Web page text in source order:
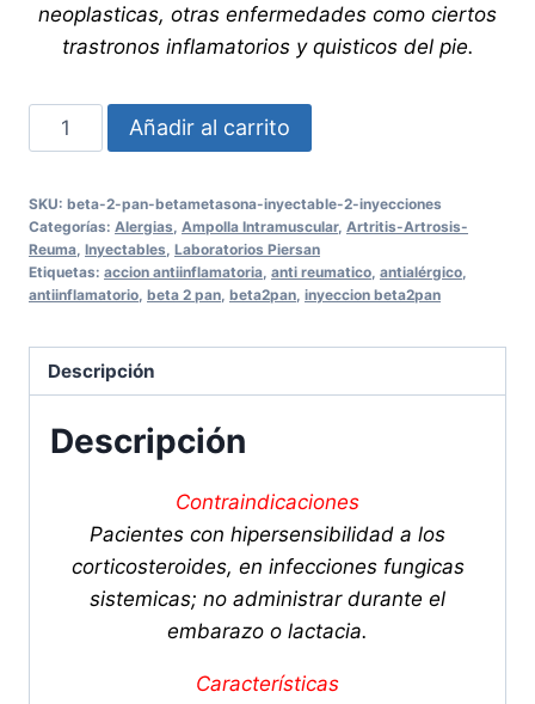
neoplasticas, otras enfermedades como ciertos
trastronos inflamatorios y quisticos del pie.
BETA
2
Betametasona
Inyectable
(2
cantidad
Añadir al carrito
SKU: beta-2-pan-betametasona-inyectable-2-inyecciones
Categorías: Alergias Ampolla Intramuscular, Artritis-Artrosis-
Reuma Inyectables Laboratorios Piersan
Etiquetas: accion antiinflamatoria anti reumatico antialérgico
antiinflamatorio beta 2 pan beta2pan inyeccion beta2pan
Descripción
Descripción
Contraindicaciones
Pacientes con hipersensibilidad a los
corticosteroides, en infecciones fungicas
sistemicas; no administrar durante el
embarazo o lactacia.
Características